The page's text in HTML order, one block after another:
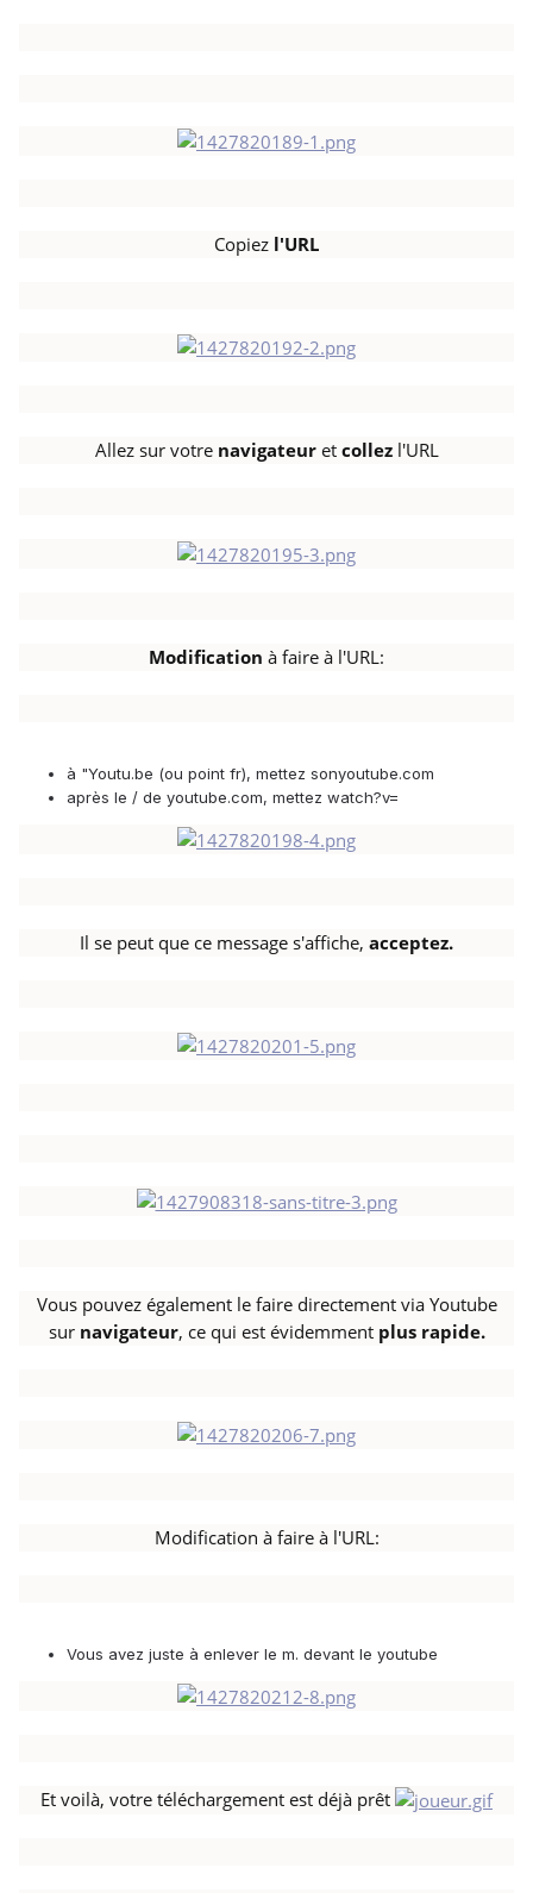
Copiez l'URL
Allez sur votre navigateuret collezl'URL
Modification à faire à l'URL:
à "Youtu.be (ou point fr), mettez sonyoutube.com
après le / de youtube.com, mettez watch?v=
Il se peut que ce message s'affiche, acceptez.
Vous pouvez également le faire directement via Youtube
sur navigateur, ce qui est évidemment plus rapide.
Modification à faire à l'URL:
Vous avez juste à enlever le m. devant le youtube
Et voilà, votre téléchargement est déjà prêt